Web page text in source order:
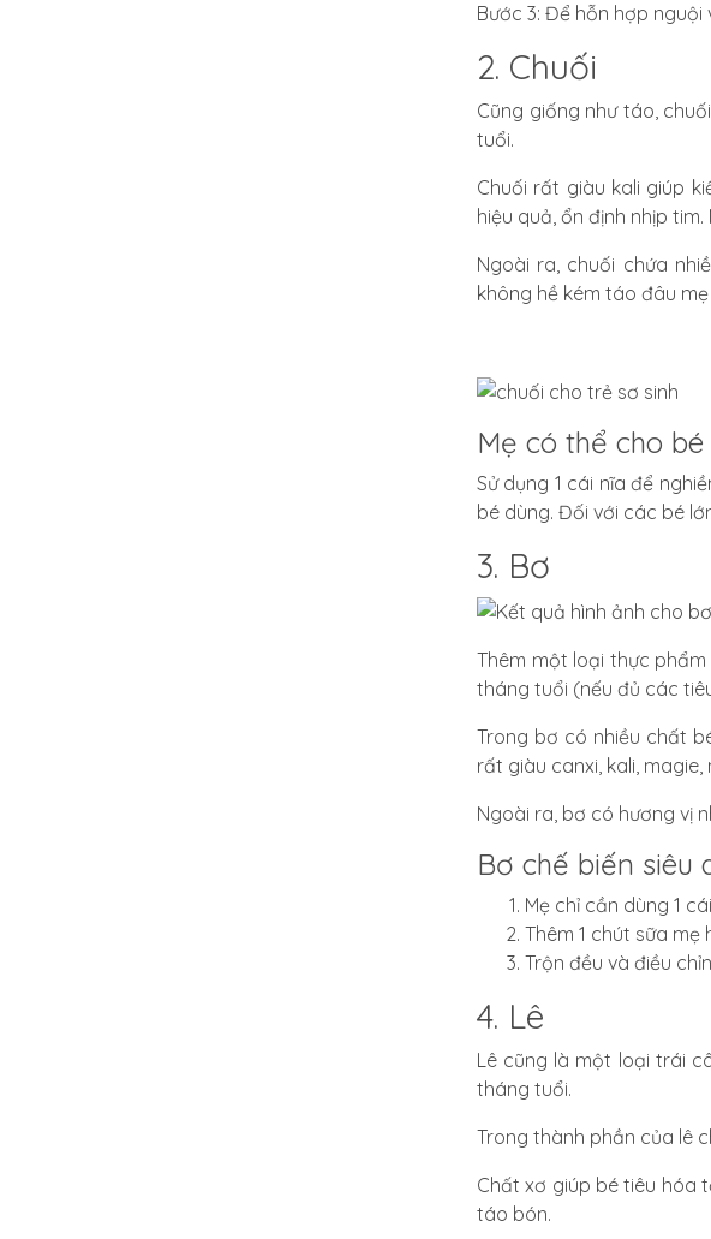
Bước 3: Để hỗn hợp nguội
2. Chuối
Cũng giống như táo,
tuổi.
Chuối rất giàu kali giúp
hiệu quả, ổn định nhịp
Ngoài ra, chuối chứa
không hề kém táo đâu mẹ
Mẹ có thể cho
Sử dụng 1 cái nĩa để
bé dùng. Đối với các bé
3. Bơ
Thêm một loại thực
tháng tuổi (nếu đủ các
Trong bơ có nhiều chất
rất giàu canxi, kali,
Ngoài ra, bơ có hương vị
Bơ chế biến siêu
Mẹ chỉ cần dùng 1
Thêm 1 chút sữa
Trộn đều và điều
4. Lê
Lê cũng là một loại trái
tháng tuổi.
Trong thành phần của lê
Chất xơ giúp bé tiêu hóa
táo bón.